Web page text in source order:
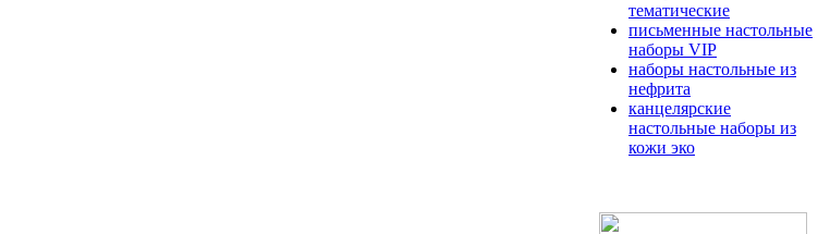
тематические
письменные настольные
наборы VIP
наборы настольные из
нефрита
канцелярские
настольные наборы из
кожи эко